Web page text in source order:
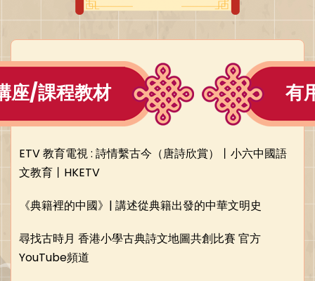
座/課程教材 有
ETV 教育電視 : 詩情繫古今（唐詩欣賞）丨小六中國語
文教育丨HKETV
《典籍裡的中國》| 講述從典籍出發的中華文明史
尋找古時月 香港小學古典詩文地圖共創比賽 官方
YouTube頻道